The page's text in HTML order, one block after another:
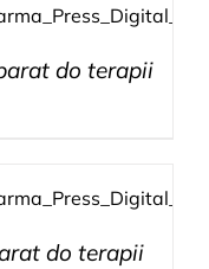
do terapii
do terapii